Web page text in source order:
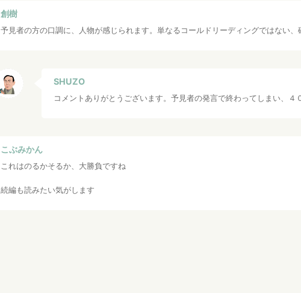
創樹
予見者の方の口調に、人物が感じられます。単なるコールドリーディングではない
SHUZO
コメントありがとうございます。予見者の発言で終わってしまい、４
こぶみかん
これはのるかそるか、大勝負ですね
続編も読みたい気がします